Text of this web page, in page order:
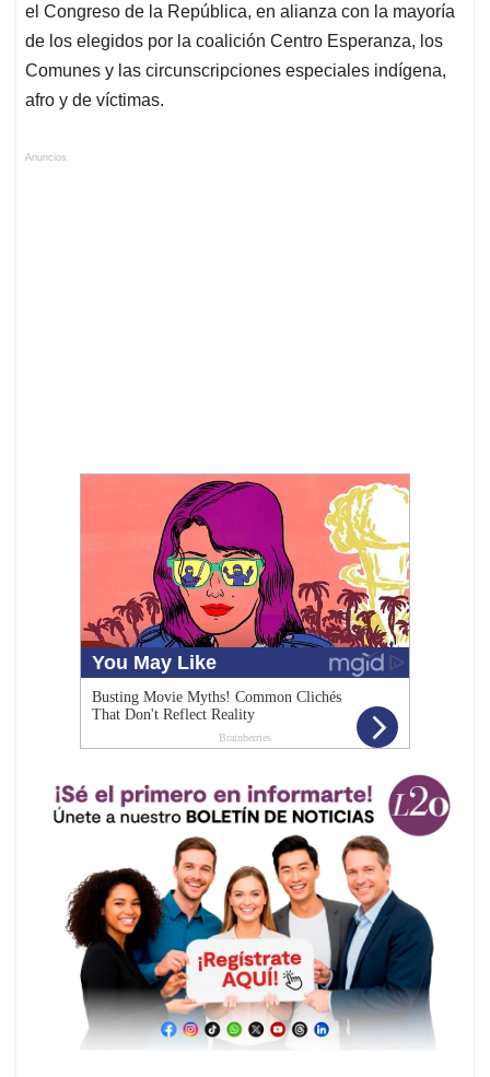
el Congreso de la República, en alianza con la mayoría
de los elegidos por la coalición Centro Esperanza, los
Comunes y las circunscripciones especiales indígena,
afro y de víctimas.
Anuncios.